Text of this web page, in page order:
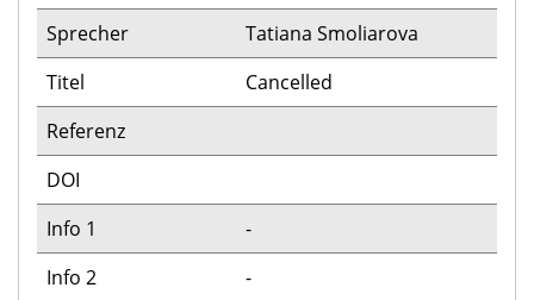
Sprecher
Tatiana Smoliarova
Titel
Cancelled
Referenz
DOI
Info 1
-
Info 2
-